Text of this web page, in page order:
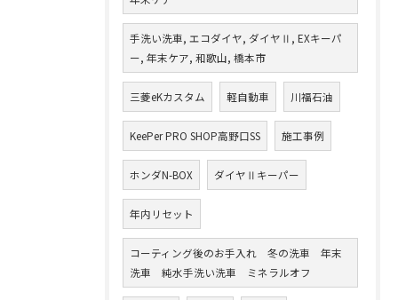
手洗い洗車, エコダイヤ, ダイヤⅡ, EXキーパ
ー, 年末ケア, 和歌山, 橋本市
三菱eKカスタム 軽自動車 川福石油
KeePer PRO SHOP高野口SS 施工事例
ホンダN-BOX ダイヤⅡキーパー
年内リセット
コーティング後のお手入れ 冬の洗車 年末
洗車 純水手洗い洗車 ミネラルオフ